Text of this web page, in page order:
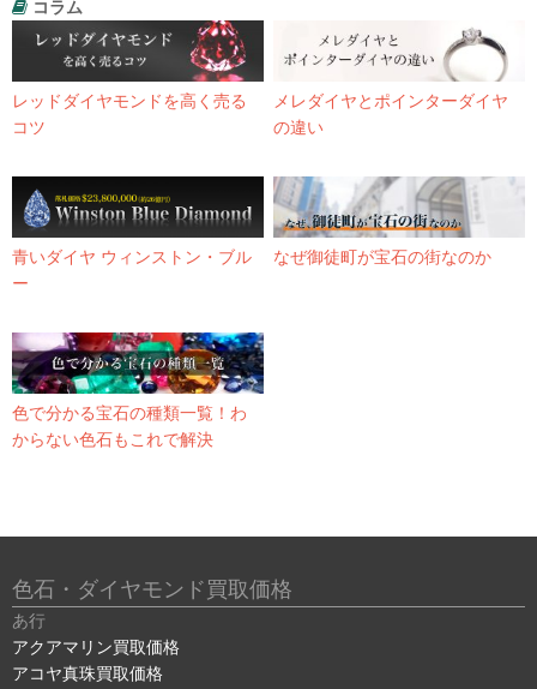
コラム
レッドダイヤモンドを高く売る
コツ
メレダイヤとポインターダイヤ
の違い
青いダイヤ ウィンストン・ブル
ー
なぜ御徒町が宝石の街なのか
色で分かる宝石の種類一覧！わ
からない色石もこれで解決
色石・ダイヤモンド買取価格
あ行
アクアマリン買取価格
アコヤ真珠買取価格